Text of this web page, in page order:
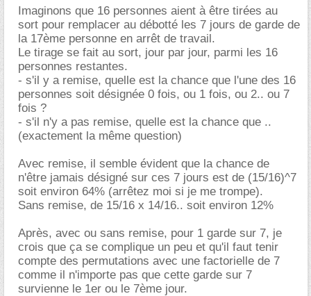
Imaginons que 16 personnes aient à être tirées au
sort pour remplacer au débotté les 7 jours de garde de
la 17ème personne en arrêt de travail.
Le tirage se fait au sort, jour par jour, parmi les 16
personnes restantes.
- s'il y a remise, quelle est la chance que l'une des 16
personnes soit désignée 0 fois, ou 1 fois, ou 2.. ou 7
fois ?
- s'il n'y a pas remise, quelle est la chance que ..
(exactement la même question)
Avec remise, il semble évident que la chance de
n'être jamais désigné sur ces 7 jours est de (15/16)^7
soit environ 64% (arrêtez moi si je me trompe).
Sans remise, de 15/16 x 14/16.. soit environ 12%
Après, avec ou sans remise, pour 1 garde sur 7, je
crois que ça se complique un peu et qu'il faut tenir
compte des permutations avec une factorielle de 7
comme il n'importe pas que cette garde sur 7
survienne le 1er ou le 7ème jour.